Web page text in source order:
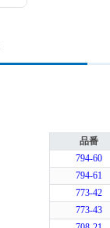
品番
794-60
794-61
773-42
773-43